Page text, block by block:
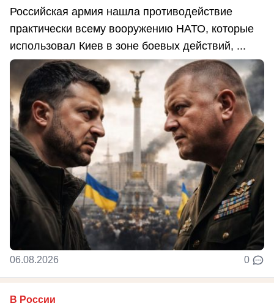
Российская армия нашла противодействие
практически всему вооружению НАТО, которые
использовал Киев в зоне боевых действий, ...
06.08.2026 0
В России